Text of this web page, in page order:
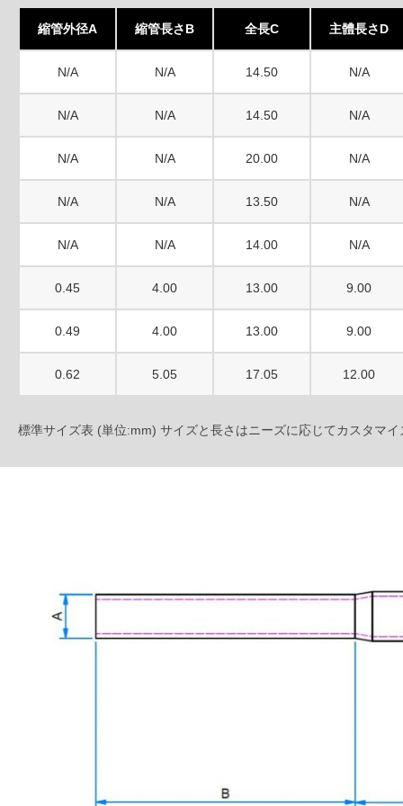
縮管外径A 縮管長さB 全長C 主體長さD
N/A N/A 14.50 N/A
N/A N/A 14.50 N/A
N/A N/A 20.00 N/A
N/A N/A 13.50 N/A
N/A N/A 14.00 N/A
0.45 4.00 13.00 9.00
0.49 4.00 13.00 9.00
0.62 5.05 17.05 12.00
標準サイズ表 (単位:mm) サイズと長さはニーズに応じてカスタマイ